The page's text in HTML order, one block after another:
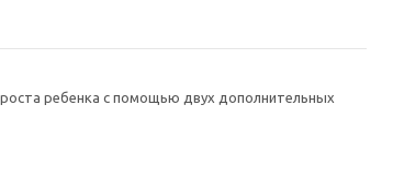
ребенка с помощью двух дополнительных